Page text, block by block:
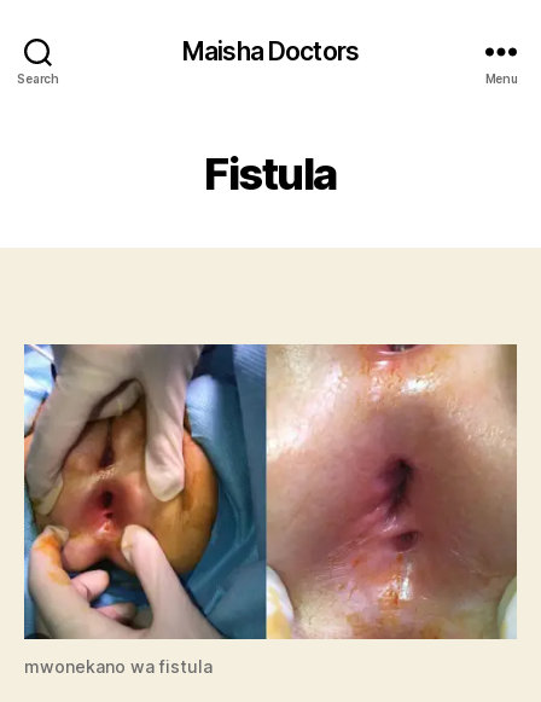
Search
Maisha Doctors
Menu
Fistula
mwonekano wa fistula